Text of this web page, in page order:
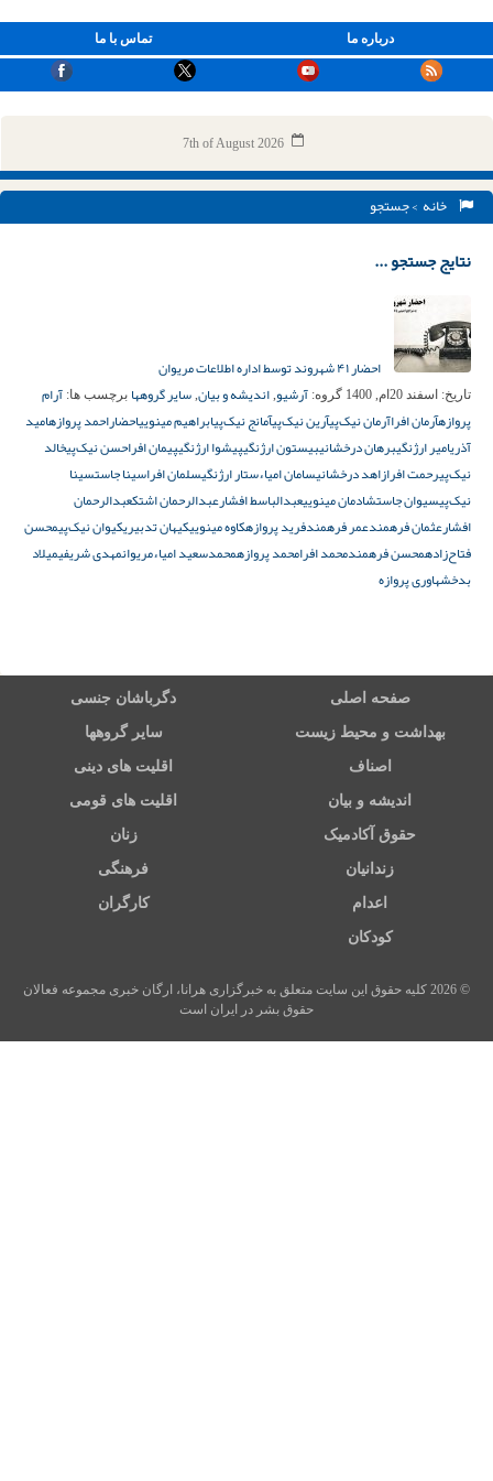
تماس با ما درباره ما
7th of August 2026
خانه > جستجو
نتایج جستجو ...
احضار ۴۱ شهروند توسط اداره اطلاعات مریوان
تاریخ: اسفند 20ام, 1400 گروه: آرشیو, اندیشه و بیان, سایر گروهها برچسب ها: آرام
پروازهآرمان افراآرمان نیک‌پیآرین نیک‌پیآمانج نیک‌پیابراهیم مینوییاحضاراحمد پروازهامید
آذریامیر ارژنگیبرهان درخشانیبیستون ارژنگیپیشوا ارژنگیپیمان افراحسن نیک‌پیخالد
نیک‌پیرحمت افرازاهد درخشانیسامان امیاءستار ارژنگیسلمان افراسینا جاستسینا
نیک‌پیسیوان جاستشادمان مینوییعبدالباسط افشارعبدالرحمان اشتکعبدالرحمان
افشارعثمان فرهمندعمر فرهمندفرید پروازهکاوه مینوییکیهان تدبیریکیوان نیک‌پیمحسن
فتاح‌زادهمحسن فرهمندمحمد افرامحمد پروازهمحمدسعید امیاءمریوانمهدی شریفیمیلاد
بدخشهاوری پروازه
صفحه اصلی دگرباشان جنسی
بهداشت و محیط زیست سایر گروهها
اصناف اقلیت های دینی
اندیشه و بیان اقلیت های قومی
حقوق آکادمیک زنان
زندانیان فرهنگی
اعدام کارگران
کودکان
© 2026 کلیه حقوق این سایت متعلق به خبرگزاری هرانا، ارگان خبری مجموعه فعالان
حقوق بشر در ایران است